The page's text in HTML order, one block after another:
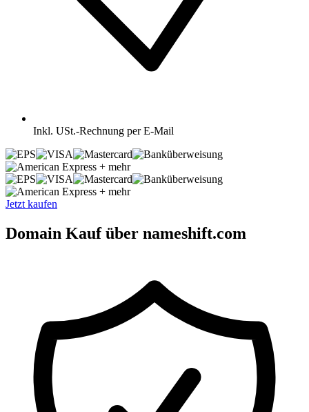
Inkl. USt.-Rechnung per E-Mail
+ mehr
+ mehr
Jetzt kaufen
Domain Kauf über nameshift.com